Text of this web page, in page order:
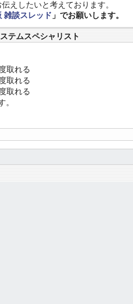
えしたいと考えております。
雑談スレッド 」でお願いします。
テムスペシャリスト
取れる
取れる
取れる
。